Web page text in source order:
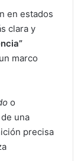
en estados
clara y
marco
o
una
precisa